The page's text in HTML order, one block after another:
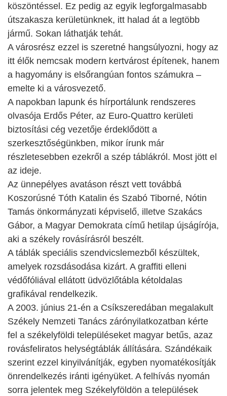
köszöntéssel. Ez pedig az egyik legforgalmasabb
útszakasza kerületünknek, itt halad át a legtöbb
jármű. Sokan láthatják tehát.
A városrész ezzel is szeretné hangsúlyozni, hogy az
itt élők nemcsak modern kertvárost építenek, hanem
a hagyomány is elsőrangúan fontos számukra –
emelte ki a városvezető.
A napokban lapunk és hírportálunk rendszeres
olvasója Erdős Péter, az Euro-Quattro kerületi
biztosítási cég vezetője érdeklődött a
szerkesztőségünkben, mikor írunk már
részletesebben ezekről a szép táblákról. Most jött el
az ideje.
Az ünnepélyes avatáson részt vett továbbá
Koszorúsné Tóth Katalin és Szabó Tiborné, Nótin
Tamás önkormányzati képviselő, illetve Szakács
Gábor, a Magyar Demokrata című hetilap újságírója,
aki a székely rovásírásról beszélt.
A táblák speciális szendvicslemezből készültek,
amelyek rozsdásodása kizárt. A graffiti elleni
védőfóliával ellátott üdvözlőtábla kétoldalas
grafikával rendelkezik.
A 2003. június 21-én a Csíkszeredában megalakult
Székely Nemzeti Tanács zárónyilatkozatban kérte
fel a székelyföldi településeket magyar betűs, azaz
rovásfeliratos helységtáblák állítására. Szándékaik
szerint ezzel kinyilvánítják, egyben nyomatékosítják
önrendelkezés iránti igényüket. A felhívás nyomán
sorra jelentek meg Székelyföldön a települések